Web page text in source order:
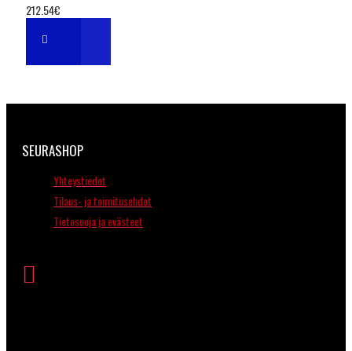
212.54€
SEURASHOP
Yhteystiedot
Tilaus- ja toimitusehdot
Tietosuoja ja evästeet